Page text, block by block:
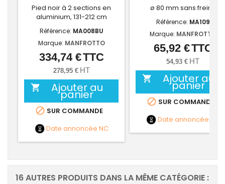
Pied noir à 2 sections en
aluminium, 131-212 cm
Référence: MA008BU
Marque: MANFROTTO
Prix
334,74 €TTC
278,95 € HT
 Ajouter au
panier
 SUR COMMANDE
Date annoncée NC
ø 80 mm sans freins
Référence: MA109
Marque: MANFROTTO
Prix
65,92 €TTC
54,93 € HT
 Ajouter au
panier
 SUR COMMANDE
Date annoncée
16 AUTRES PRODUITS DANS LA MÊME CATÉGORIE :